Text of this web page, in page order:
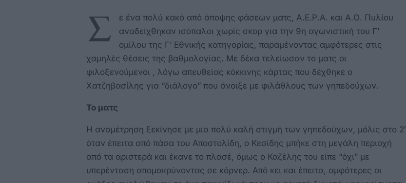
Σ
ε ένα πολύ κακό από άποψης φάσεων ματς, Α.Ε.Ρ.Α. και Α.Ο. Πυλίου
αναδείχθηκαν ισόπαλοι χωρίς σκορ για την 9η αγωνιστική του Γ’
ομίλου της Γ’ Εθνικής κατηγορίας, παραμένοντας αμφότερες στις
χαμηλές θέσεις της βαθμολογίας. Με δέκα τελείωσαν το ματς οι
φιλοξενούμενοι , λόγω απευθείας κόκκινης κάρτας που δέχθηκε ο
Χατζηβασίλης για “διάλογο” που άνοιξε με φιλάθλους των γηπεδούχων.
Το ματς
H αναμέτρηση ξεκίνησε με μια πολύ καλή στιγμή των γηπεδούχων, μόλις στο 2′
όταν έπειτα από πάσα του Αποστολίδη, ο Κεσίδης μπήκε στη μεγάλη περιοχή
από τα αριστερά και έκανε το πλασέ, όμως ο Καζέλης του είπε “όχι” με
υπερένταση απομακρύνοντας σε κόρνερ. Από κει και έπειτα, αμφότερες οι